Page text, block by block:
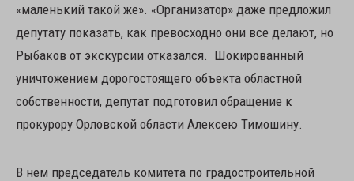
«маленький такой же». «Организатор» даже предложил
депутату показать, как превосходно они все делают, но
Рыбаков от экскурсии отказался. Шокированный
уничтожением дорогостоящего объекта областной
собственности, депутат подготовил обращение к
прокурору Орловской области Алексею Тимошину.
В нем председатель комитета по градостроительной